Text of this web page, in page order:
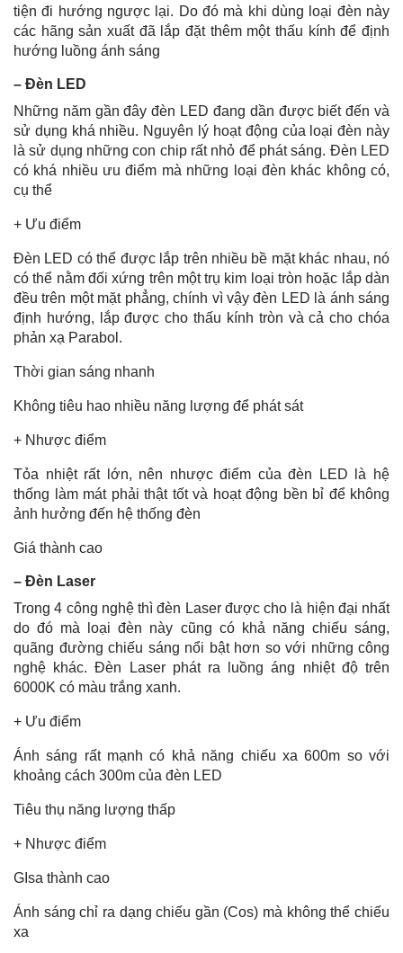
tiện đi hướng ngược lại. Do đó mà khi dùng loại đèn này
các hãng sản xuất đã lắp đặt thêm một thấu kính để định
hướng luồng ánh sáng
– Đèn LED
Những năm gần đây đèn LED đang dần được biết đến và
sử dụng khá nhiều. Nguyên lý hoạt động của loại đèn này
là sử dụng những con chip rất nhỏ để phát sáng. Đèn LED
có khá nhiều ưu điểm mà những loại đèn khác không có,
cụ thể
+ Ưu điểm
Đèn LED có thể được lắp trên nhiều bề mặt khác nhau, nó
có thể nằm đối xứng trên một trụ kim loại tròn hoặc lắp dàn
đều trên một mặt phẳng, chính vì vậy đèn LED là ánh sáng
định hướng, lắp được cho thấu kính tròn và cả cho chóa
phản xạ Parabol.
Thời gian sáng nhanh
Không tiêu hao nhiều năng lượng để phát sát
+ Nhược điểm
Tỏa nhiệt rất lớn, nên nhược điểm của đèn LED là hệ
thống làm mát phải thật tốt và hoạt động bền bỉ để không
ảnh hưởng đến hệ thống đèn
Giá thành cao
– Đèn Laser
Trong 4 công nghệ thì đèn Laser được cho là hiện đại nhất
do đó mà loại đèn này cũng có khả năng chiếu sáng,
quãng đường chiếu sáng nổi bật hơn so với những công
nghệ khác. Đèn Laser phát ra luồng áng nhiệt độ trên
6000K có màu trắng xanh.
+ Ưu điểm
Ánh sáng rất mạnh có khả năng chiếu xa 600m so với
khoảng cách 300m của đèn LED
Tiêu thụ năng lượng thấp
+ Nhược điểm
GIsa thành cao
Ánh sáng chỉ ra dạng chiếu gần (Cos) mà không thể chiếu
xa